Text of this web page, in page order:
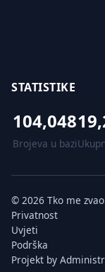
STATISTIKE
104,048
Brojeva u bazi
© 2026 Tko me
Privatnost
Uvjeti
Podrška
Projekt by